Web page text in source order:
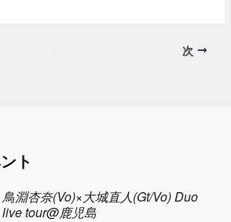
次
ト
鳥淵杏奈(Vo)×大城直人(Gt/Vo) Duo
live tour@鹿児島